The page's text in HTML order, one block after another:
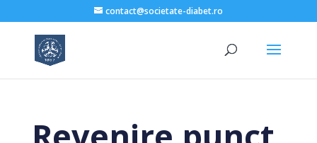
contact@societate-diabet.ro